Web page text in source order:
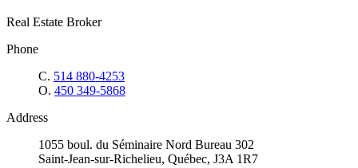
Real Estate Broker
Phone
C. 514 880-4253
O. 450 349-5868
Address
1055 boul. du Séminaire Nord Bureau 302
Saint-Jean-sur-Richelieu, Québec, J3A 1R7